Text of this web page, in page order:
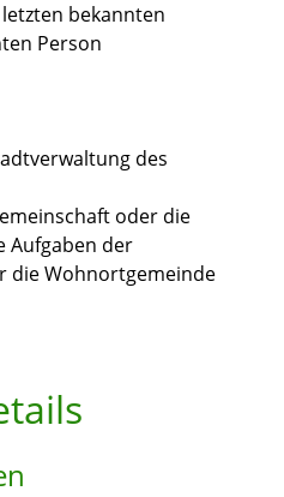
bekannten
Person
des
oder die
Aufgaben der
die Wohnortgemeinde